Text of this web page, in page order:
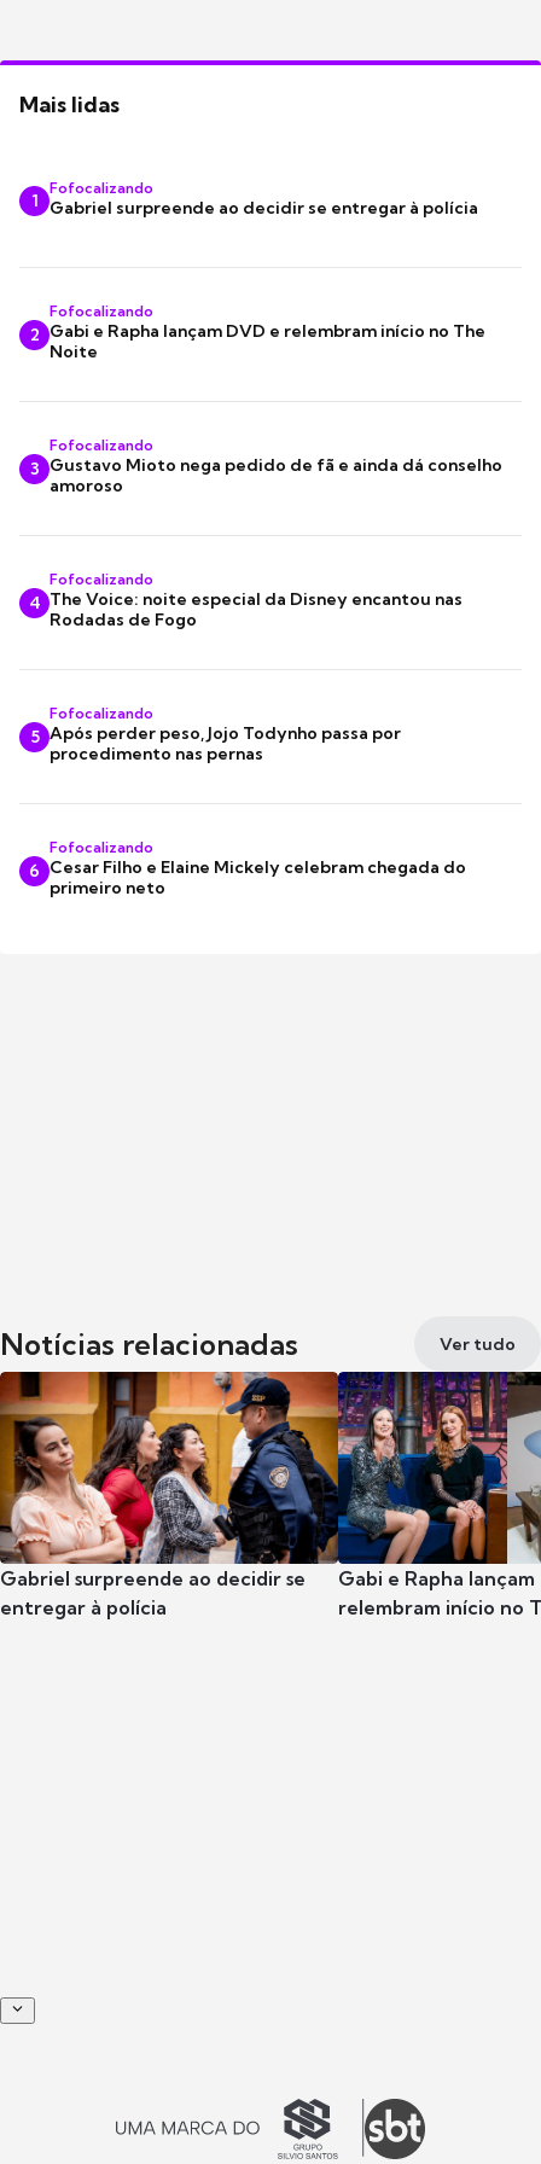
Mais lidas
1
Fofocalizando
Gabriel surpreende ao decidir se entregar à polícia
2
Fofocalizando
Gabi e Rapha lançam DVD e relembram início no The
Noite
3
Fofocalizando
Gustavo Mioto nega pedido de fã e ainda dá conselho
amoroso
4
Fofocalizando
The Voice: noite especial da Disney encantou nas
Rodadas de Fogo
5
Fofocalizando
Após perder peso, Jojo Todynho passa por
procedimento nas pernas
6
Fofocalizando
Cesar Filho e Elaine Mickely celebram chegada do
primeiro neto
Notícias relacionadas Ver tudo
Gabriel surpreende ao decidir se
entregar à polícia
Gabi e Rapha
relembram início no